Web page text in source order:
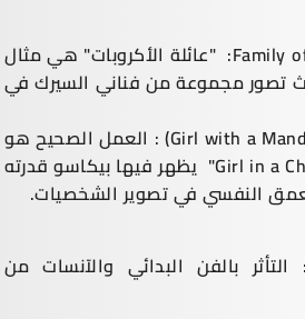
Family of Saltimbanques (1905): "عائلة الأكروبات" هي مثال
تصور مجموعة من فناني السيرك في
"فتاة ووعاء زهور" (Girl with a Mandolin) : العمل الصحيح هو
"فتاة بقميص" - "Girl in a Chemise" يظهر فيها بيكاسو قدرته
النفسي في تصوير الشخصيات.
التأثر بالفن البدائي والآنسات من